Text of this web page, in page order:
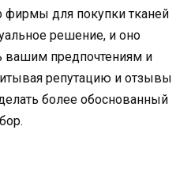
фирмы для покупки тканей
решение, и оно
вашим предпочтениям и
репутацию и отзывы
более обоснованный